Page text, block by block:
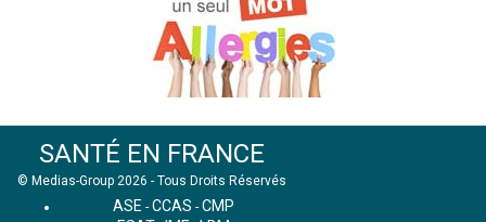
SANTÉ EN FRANCE
© Medias-Group 2026 - Tous Droits Réservés
ASE - CCAS - CMP